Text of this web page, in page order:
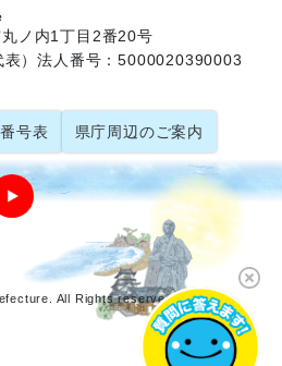
ノ内1丁目2番20号
表）法人番号：5000020390003
号表 県庁周辺のご案内
All Rights reserved.